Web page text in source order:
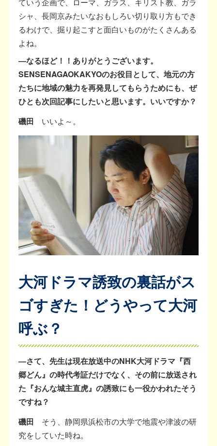
ていう企画で、ローマ、ガラス、キリスト教、ガラ
シャ、長岡京みたいなおもしろい切り取り方もでき
るわけで、掘り起こすと面白いものがたくさんある
よね。
―なるほど！！ありがとうございます。
SENSENAGAOKAKYOのお役目として、地元の方
たちに地域の魅力を再発見してもらうためにも、ぜ
ひとも次回記事にしたいと思います。いいですか？
磯田 いいよ～。
大河ドラマ誘致の裏話がス
ゴすぎた！どうやって大河
呼ぶ？
―さて、先生は現在放送中のNHK大河ドラマ『西
郷どん』の時代考証だけでなく、その前に放送され
た『おんな城主直虎』の誘致にも一役かわれたそう
ですね？
磯田 そう、静岡県浜松市の大学で地震や津波の研
究をしていた時ね。